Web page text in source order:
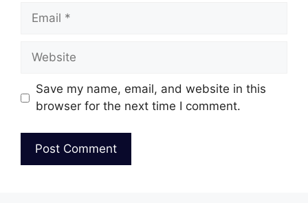
Email
Website
Save my name, email, and website in this
browser for the next time I comment.